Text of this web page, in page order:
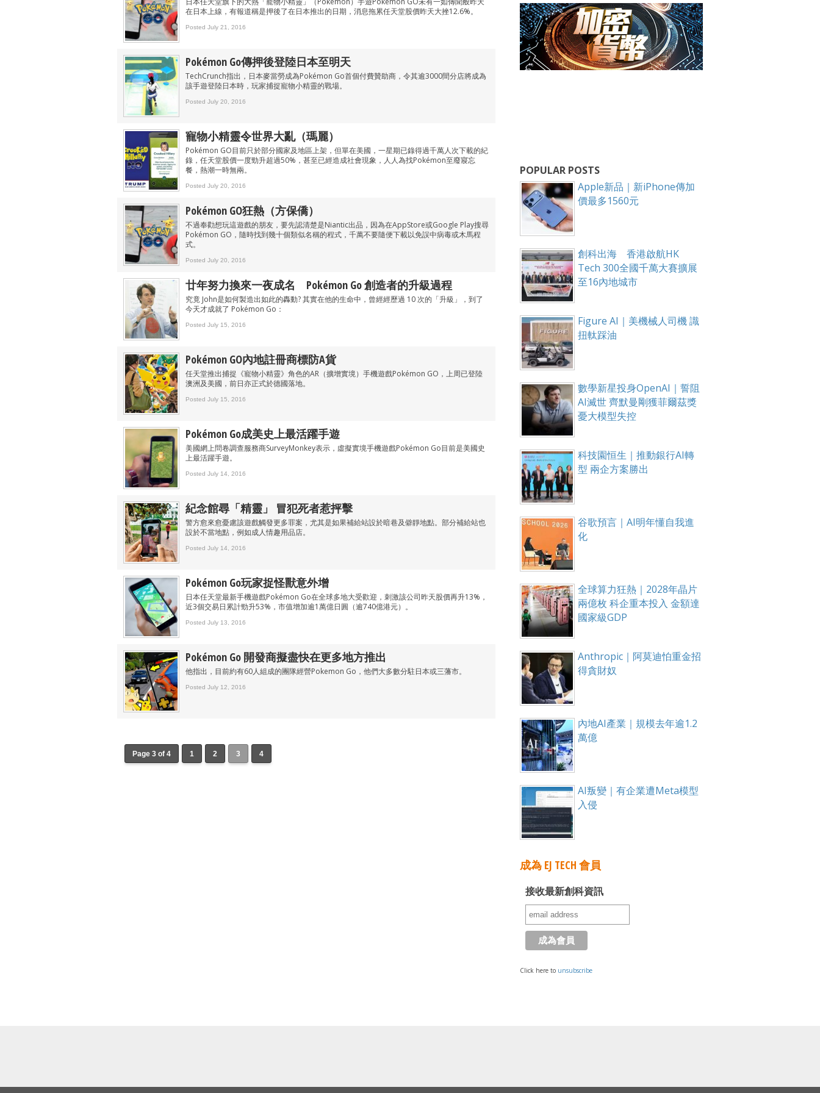
在日本上線，有報道稱是押後了在日本推出的日期，消息拖累任天堂股價昨天大挫12.6%。
Posted July 21, 2016
Pokémon Go傳押後登陸日本至明天
TechCrunch指出，日本麥當勞成為Pokémon Go首個付費贊助商，令其逾3000間分店將成為
該手遊登陸日本時，玩家捕捉寵物小精靈的戰場。
Posted July 20, 2016
寵物小精靈令世界大亂（瑪麗）
Pokémon GO目前只於部分國家及地區上架，但單在美國，一星期已錄得過千萬人次下載的紀
錄，任天堂股價一度勁升超過50%，甚至已經造成社會現象，人人為找Pokémon至廢寢忘
餐，熱潮一時無兩。
Posted July 20, 2016
Pokémon GO狂熱（方保僑）
不過奉勸想玩這遊戲的朋友，要先認清楚是Niantic出品，因為在AppStore或Google Play搜尋
Pokémon GO，隨時找到幾十個類似名稱的程式，千萬不要隨便下載以免誤中病毒或木馬程
式。
Posted July 20, 2016
廿年努力換來一夜成名 Pokémon Go 創造者的升級過程
究竟 John是如何製造出如此的轟動? 其實在他的生命中，曾經經歷過 10 次的「升級」，到了
今天才成就了 Pokémon Go：
Posted July 15, 2016
Pokémon GO內地註冊商標防A貨
任天堂推出捕捉《寵物小精靈》角色的AR（擴增實境）手機遊戲Pokémon GO，上周已登陸
澳洲及美國，前日亦正式於德國落地。
Posted July 15, 2016
Pokémon Go成美史上最活躍手遊
美國網上問卷調查服務商SurveyMonkey表示，虛擬實境手機遊戲Pokémon Go目前是美國史
上最活躍手遊。
Posted July 14, 2016
紀念館尋「精靈」 冒犯死者惹抨擊
警方愈來愈憂慮該遊戲觸發更多罪案，尤其是如果補給站設於暗巷及僻靜地點。部分補給站也
設於不當地點，例如成人情趣用品店。
Posted July 14, 2016
Pokémon Go玩家捉怪獸意外增
日本任天堂最新手機遊戲Pokémon Go在全球多地大受歡迎，刺激該公司昨天股價再升13%，
近3個交易日累計勁升53%，市值增加逾1萬億日圓（逾740億港元）。
Posted July 13, 2016
Pokémon Go 開發商擬盡快在更多地方推出
他指出，目前約有60人組成的團隊經營Pokemon Go，他們大多數分駐日本或三藩市。
Posted July 12, 2016
Page 3 of 4 1 2 3 4
POPULAR POSTS
Apple新品｜新iPhone傳加
價最多1560元
創科出海 香港啟航HK
Tech 300全國千萬大賽擴展
至16內地城市
Figure AI｜美機械人司機 識
扭軚踩油
數學新星投身OpenAI｜誓阻
AI滅世 齊默曼剛獲菲爾茲獎
憂大模型失控
科技園恒生｜推動銀行AI轉
型 兩企方案勝出
谷歌預言｜AI明年懂自我進
化
全球算力狂熱｜2028年晶片
兩億枚 科企重本投入 金額達
國家級GDP
Anthropic｜阿莫迪怕重金招
得貪財奴
內地AI產業｜規模去年逾1.2
萬億
AI叛變｜有企業遭Meta模型
入侵
成為 EJ TECH 會員
接收最新創科資訊
Click here to unsubscribe